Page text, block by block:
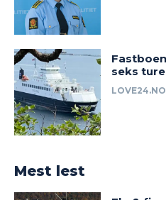
seks
LOVE24.NO
Mest lest